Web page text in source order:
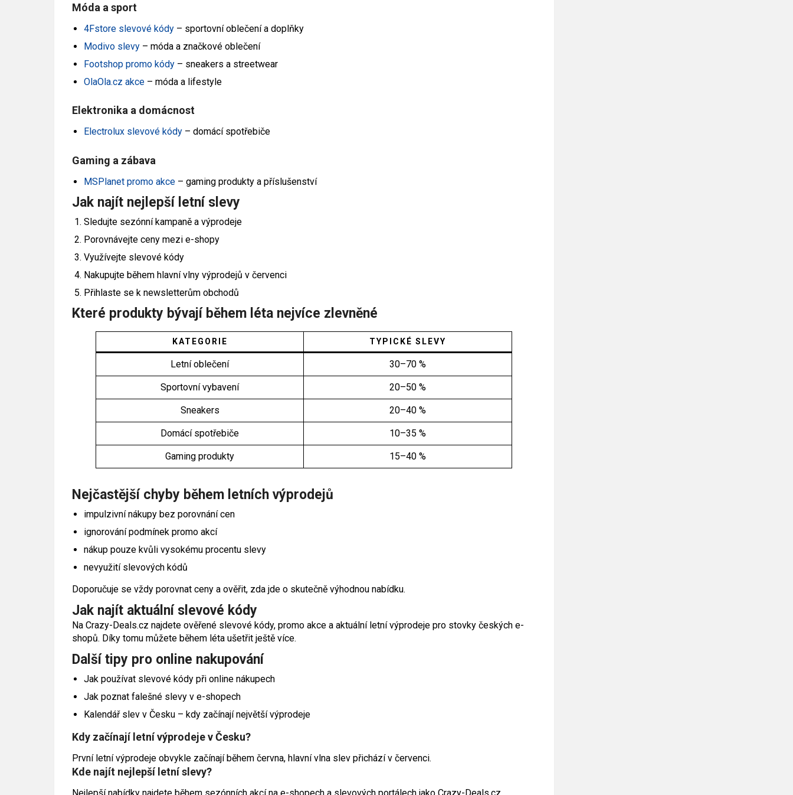
Móda a sport
4Fstore slevové kódy – sportovní oblečení a doplňky
Modivo slevy – móda a značkové oblečení
Footshop promo kódy – sneakers a streetwear
OlaOla.cz akce – móda a lifestyle
Elektronika a domácnost
Electrolux slevové kódy – domácí spotřebiče
Gaming a zábava
MSPlanet promo akce – gaming produkty a příslušenství
Jak najít nejlepší letní slevy
Sledujte sezónní kampaně a výprodeje
Porovnávejte ceny mezi e-shopy
Využívejte slevové kódy
Nakupujte během hlavní vlny výprodejů v červenci
Přihlaste se k newsletterům obchodů
Které produkty bývají během léta nejvíce zlevněné
KATEGORIE TYPICKÉ SLEVY
Letní oblečení 30–70 %
Sportovní vybavení 20–50 %
Sneakers 20–40 %
Domácí spotřebiče 10–35 %
Gaming produkty 15–40 %
Nejčastější chyby během letních výprodejů
impulzivní nákupy bez porovnání cen
ignorování podmínek promo akcí
nákup pouze kvůli vysokému procentu slevy
nevyužití slevových kódů
Doporučuje se vždy porovnat ceny a ověřit, zda jde o skutečně výhodnou nabídku.
Jak najít aktuální slevové kódy
Na Crazy-Deals.cz najdete ověřené slevové kódy, promo akce a aktuální letní výprodeje pro stovky českých e-
shopů. Díky tomu můžete během léta ušetřit ještě více.
Další tipy pro online nakupování
Jak používat slevové kódy při online nákupech
Jak poznat falešné slevy v e-shopech
Kalendář slev v Česku – kdy začínají největší výprodeje
Kdy začínají letní výprodeje v Česku?
První letní výprodeje obvykle začínají během června, hlavní vlna slev přichází v červenci.
Kde najít nejlepší letní slevy?
Nejlepší nabídky najdete během sezónních akcí na e-shopech a slevových portálech jako Crazy-Deals.cz.